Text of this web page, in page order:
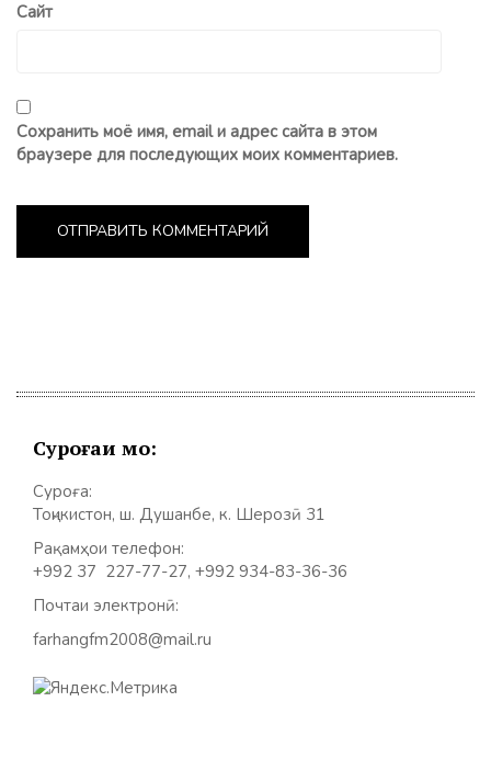
Сайт
Сохранить моё имя, email и адрес сайта в этом
браузере для последующих моих комментариев.
Суроғаи мо:
Суроға:
Тоҷикистон, ш. Душанбе, к. Шерозӣ 31
Рақамҳои телефон:
+992 37 227-77-27, +992 934-83-36-36
Почтаи электронӣ:
farhangfm2008@mail.ru